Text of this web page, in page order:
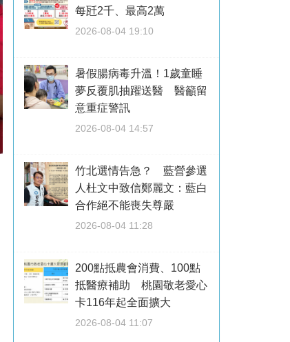
每瓩2千、最高2萬
2026-08-04 19:10
暑假腸病毒升溫！1歲童睡
夢反覆肌抽躍送醫 醫籲留
意重症警訊
2026-08-04 14:57
竹北選情告急？ 藍營參選
人杜文中致信鄭麗文：藍白
合作絕不能喪失尊嚴
2026-08-04 11:28
200點抵農會消費、100點
抵醫療補助 桃園敬老愛心
卡116年起全面擴大
2026-08-04 11:07